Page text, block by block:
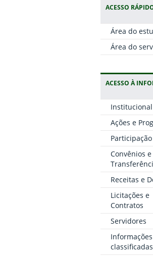
ACESSO
Área do
Área do
ACESSO À
Institucional
Ações e
Convênios e
Receitas e
Licitações e
Contratos
Servidores
Informações
classificadas